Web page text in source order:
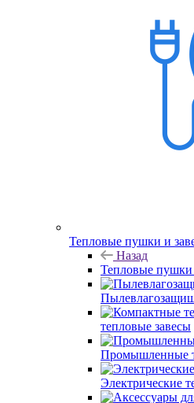
Тепловые пушки и
Назад
Тепловые пушки
тепловые завесы
Промышленные
Электрические